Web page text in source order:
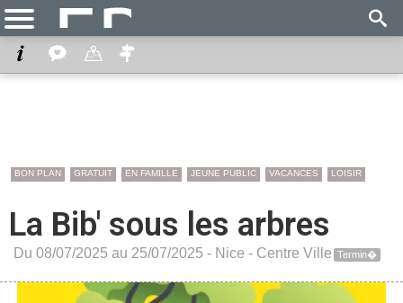
BON PLAN GRATUIT EN FAMILLE JEUNE PUBLIC VACANCES LOISIR
La Bib' sous les arbres
Du 08/07/2025 au 25/07/2025 - Nice - Centre Ville Termin�